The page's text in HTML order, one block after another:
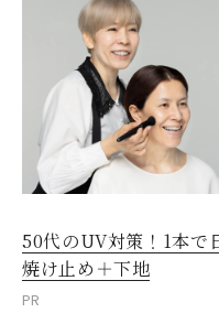
50代のUV対策！1本で
焼け止め＋下地
PR